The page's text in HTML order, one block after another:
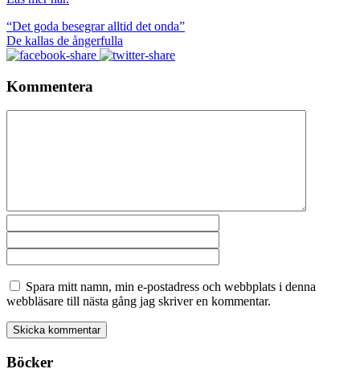
“Det goda besegrar alltid det onda”
De kallas de ångerfulla
Kommentera
Spara mitt namn, min e-postadress och webbplats i denna
webbläsare till nästa gång jag skriver en kommentar.
Böcker